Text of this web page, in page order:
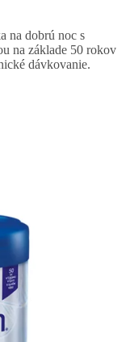
na dobrú noc s
na základe 50 rokov
dávkovanie.